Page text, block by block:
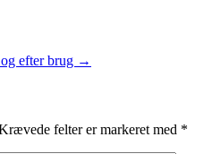
efter brug →
felter er markeret med *